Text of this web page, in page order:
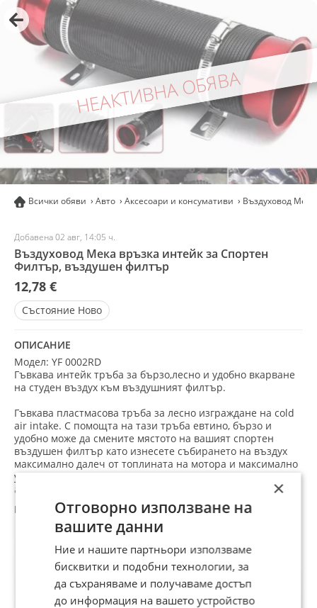
НЕАКТИВНА ОБЯВА
Всички обяви Авто Аксесоари и консумативи Въздуховод
Добавена 02 авг, 14:05 ч.
Въздуховод Мека връзка интейк за Спортен
Филтър, въздушен филтър
12,78 €
Състояние Ново
ОПИСАНИЕ
Модел: YF 0002RD
Гъвкава интейк тръба за бързо,лесно и удобно вкарване
на студен въздух към въздушният филтър.
Гъвкава пластмасова тръба за лесно изграждане на cold
air intake. С помощта на тази тръба евтино, бързо и
удобно може да смените мястото на вашият спортен
въздушен филтър като изнесете събирането на въздух
максимално далеч от топлината на мотора и максимално
удобно за нахлуването на студен въздух, което
автоматично ще Ви осигури повече мощност за мотора.
Гъвкава на всички посоки, можете да определите
дължината която Ви е нужна. Удобна и за офроуд
автомобили. В комплект с две скоби за удобно захващане.
Размери:
Диаметър на тръбата външно: 76 мм Вътрешен: 73-74 мм
Дължина на тръбата в сгънато състояние: 24 см
Дължина на тръбата в максимално разтегнато състояние:
Препоръчани за теб
×
Отговорно използване на
вашите данни
Ние и нашите партньори използваме
бисквитки и подобни технологии, за
да съхраняваме и получаваме достъп
до информация на вашето устройство